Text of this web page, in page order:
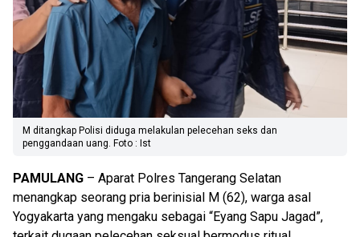
M ditangkap Polisi diduga melakulan pelecehan seks dan
penggandaan uang. Foto : Ist
PAMULANG – Aparat Polres Tangerang Selatan
menangkap seorang pria berinisial M (62), warga asal
Yogyakarta yang mengaku sebagai “Eyang Sapu Jagad”,